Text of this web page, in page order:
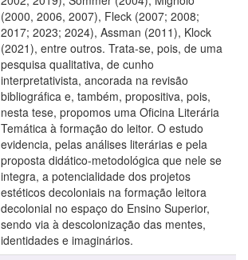
(2000, 2006, 2007), Fleck (2007; 2008;
2017; 2023; 2024), Assman (2011), Klock
(2021), entre outros. Trata-se, pois, de uma
pesquisa qualitativa, de cunho
interpretativista, ancorada na revisão
bibliográfica e, também, propositiva, pois,
nesta tese, propomos uma Oficina Literária
Temática à formação do leitor. O estudo
evidencia, pelas análises literárias e pela
proposta didático-metodológica que nele se
integra, a potencialidade dos projetos
estéticos decoloniais na formação leitora
decolonial no espaço do Ensino Superior,
sendo via à descolonização das mentes,
identidades e imaginários.